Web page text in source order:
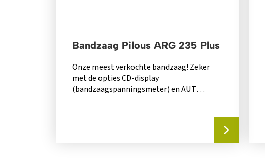
Bandzaag Pilous ARG 235 Plus
Onze meest verkochte bandzaag! Zeker
met de opties CD-display
(bandzaagspanningsmeter) en AUT